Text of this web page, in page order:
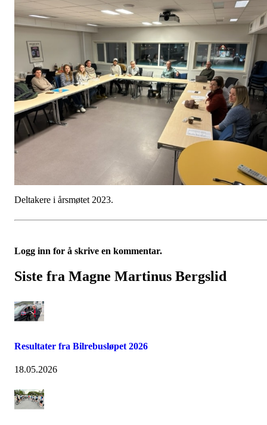
Deltakere i årsmøtet 2023.
Logg inn for å skrive en kommentar.
Siste fra Magne Martinus Bergslid
Resultater fra Bilrebusløpet 2026
18.05.2026